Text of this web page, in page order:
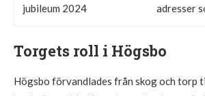
jubileum 2024
adresser
Torgets roll i Högsbo
Högsbo förvandlades från skog och torp